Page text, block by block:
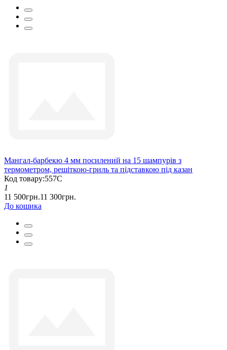
Мангал-барбекю 4 мм посилений на 15 шампурів з
термометром, решіткою-гриль та підставкою під казан
Код товару:557С
1
11 500грн.11 300грн.
До кошика